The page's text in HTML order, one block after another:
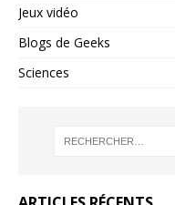
Jeux vidéo
Blogs de Geeks
Sciences